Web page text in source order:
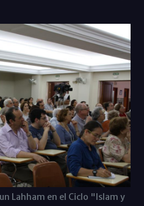
Lahham en el Ciclo "Islam y